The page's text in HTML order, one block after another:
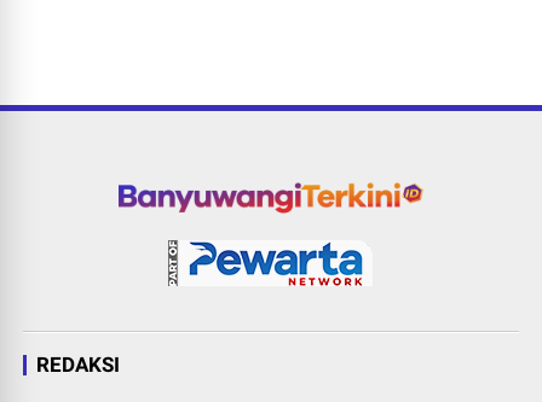
REDAKSI